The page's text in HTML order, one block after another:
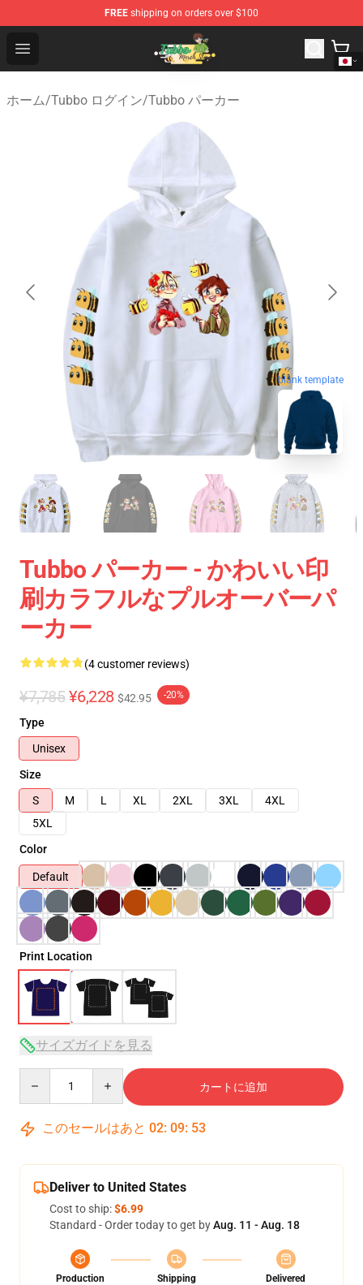
FREE shipping on orders over $100
Open menu
Tubbo Store - Official Tubbo Merchandise Shop
ホーム/Tubbo ログイン/Tubbo パーカー
blank template
Tubbo パーカー - かわいい印
刷カラフルなプルオーバーパ
ーカー
(4 customer reviews)
¥7,785 ¥6,228 $42.95 -20%
Type
Unisex
Size
S
M L XL 2XL 3XL
4XL
5XL
Color
Default
Print Location
サイズガイドを見る
カートに追加
このセールはあと 02: 09: 52
Deliver to United States
Cost to ship:$6.99
Standard - Order today to get byAug. 11 - Aug. 18
Production
Shipping
Delivered